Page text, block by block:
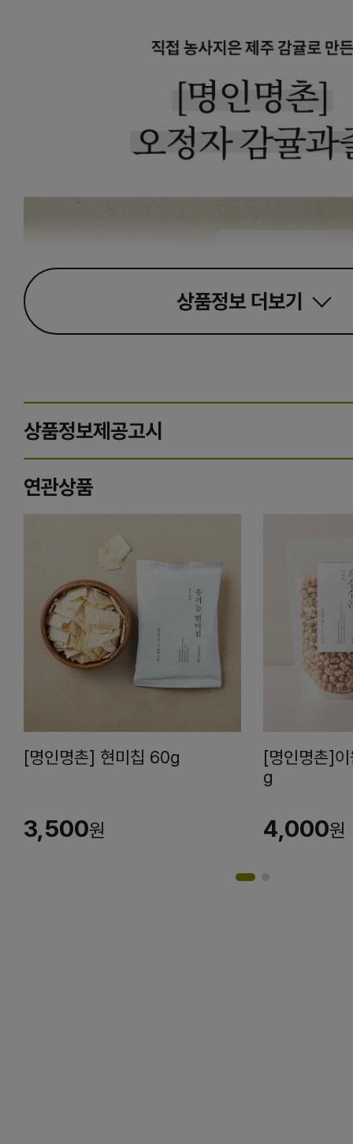
상품정보 더보기
상품정보제공고시
연관상품
[명인명촌] 현미칩 60g
3,500원
[명인명촌]
g
4,000원